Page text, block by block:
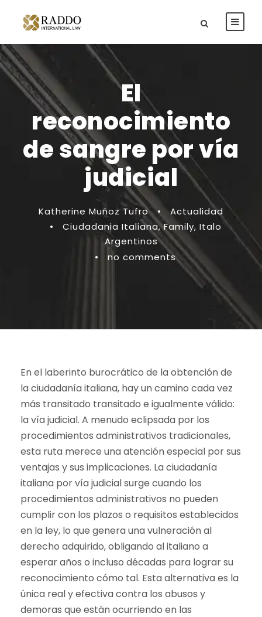
El
reconocimiento
de sangre por vía
judicial
Katherine Muñoz Tufro •
Actualidad
•
Ciudadania Italiana, Family, Italo
Argentinos
•
no comments
En el laberinto burocrático de la obtención de
la ciudadanía italiana, hay un camino cada vez
más transitado transitado e igualmente válido:
la vía judicial. A menudo eclipsada por los
procedimientos administrativos tradicionales,
esta ruta merece una atención especial por sus
ventajas y sus implicaciones. La ciudadanía
italiana por vía judicial surge cuando los
procedimientos administrativos no pueden
cumplir con los plazos o requisitos establecidos
en la ley, lo que genera una vulneración al
derecho adquirido, obligando al italiano a
esperar años o incluso décadas para lograr su
reconocimiento cómo tal. Esta alternativa es la
única real y efectiva contra los abusos y
demoras que están ocurriendo en las